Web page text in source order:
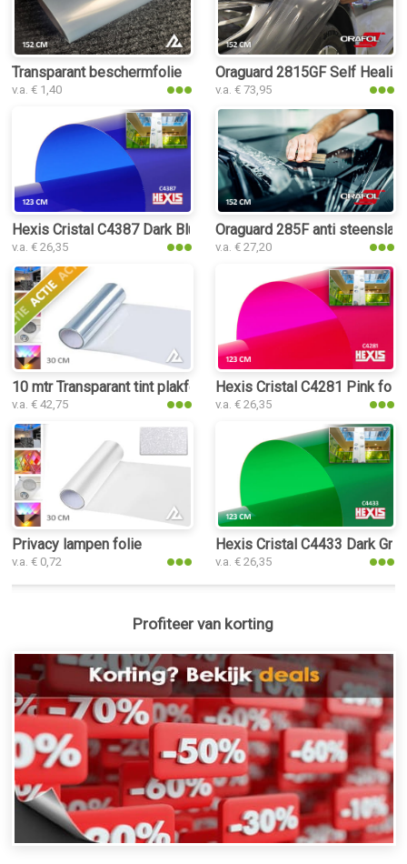
Transparant beschermfolie
v.a. € 1,40
Oraguard 2815GF Self
v.a. € 73,95
Hexis Cristal C4387 Dark Blue folie
v.a. € 26,35
Oraguard 285F anti
v.a. € 27,20
10 mtr Transparant tint plakfolie
v.a. € 42,75
Hexis Cristal C4281 Pink folie
v.a. € 26,35
Privacy lampen folie
v.a. € 0,72
Hexis Cristal C4433 Dark
v.a. € 26,35
Profiteer van korting